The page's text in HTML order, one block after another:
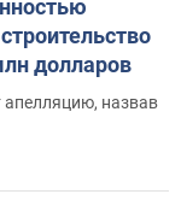
долларов
апелляцию, назвав